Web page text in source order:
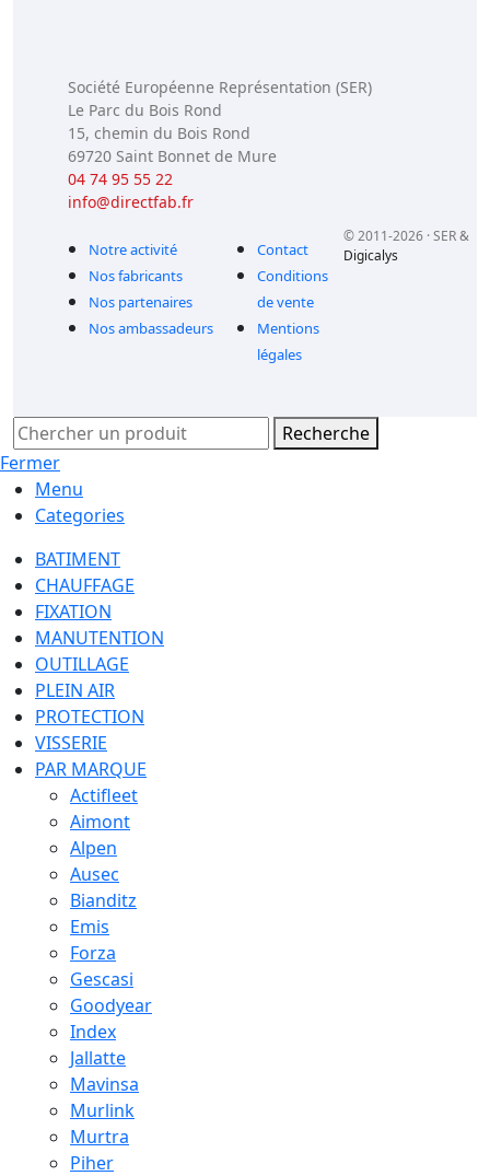
Société Européenne Représentation (SER)
Le Parc du Bois Rond
15, chemin du Bois Rond
69720 Saint Bonnet de Mure
04 74 95 55 22
info@directfab.fr
Notre activité
Nos fabricants
Nos partenaires
Nos ambassadeurs
Contact
Conditions
de vente
Mentions
légales
© 2011-2026 · SER &
Digicalys
Recherche
Fermer
Menu
Categories
BATIMENT
CHAUFFAGE
FIXATION
MANUTENTION
OUTILLAGE
PLEIN AIR
PROTECTION
VISSERIE
PAR MARQUE
Actifleet
Aimont
Alpen
Ausec
Bianditz
Emis
Forza
Gescasi
Goodyear
Index
Jallatte
Mavinsa
Murlink
Murtra
Piher